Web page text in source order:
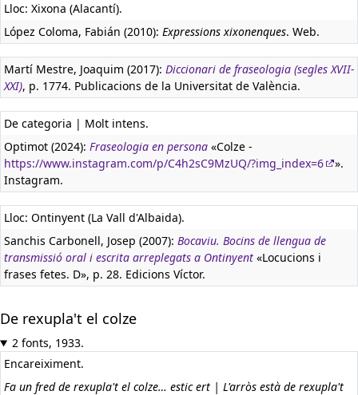
Lloc: Xixona (Alacantí).
López Coloma, Fabián (2010): Expressions xixonenques. Web.
Martí Mestre, Joaquim (2017): Diccionari de fraseologia (segles XVII-
XXI), p. 1774. Publicacions de la Universitat de València.
De categoria | Molt intens.
Optimot (2024): Fraseologia en persona «Colze -
https://www.instagram.com/p/C4h2sC9MzUQ/?img_index=6
».
Instagram.
Lloc: Ontinyent (La Vall d'Albaida).
Sanchis Carbonell, Josep (2007): Bocaviu. Bocins de llengua de
transmissió oral i escrita arreplegats a Ontinyent «Locucions i
frases fetes. D», p. 28. Edicions Víctor.
De rexupla't el colze
2 fonts, 1933.
Encareiximent.
Fa un fred de rexupla't el colze… estic ert | L'arròs està de rexupla't